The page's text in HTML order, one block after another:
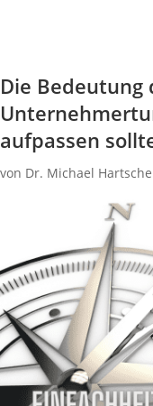
Die Bedeutung
aufpassen
von Dr. Michael